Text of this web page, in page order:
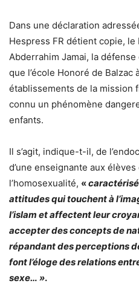
Dans une déclaration
Hespress FR détient copie,
Abderrahim Jamai, la
que l’école Honoré de
établissements de la mission
connu un phénomène
enfants.
Il s’agit, indique-t-il, de
d’une enseignante aux
l’homosexualité, «
attitudes qui touchent à
l’islam et affectent leur
accepter des concepts de
répandant des perceptions
font l’éloge des relations
sexe… ».